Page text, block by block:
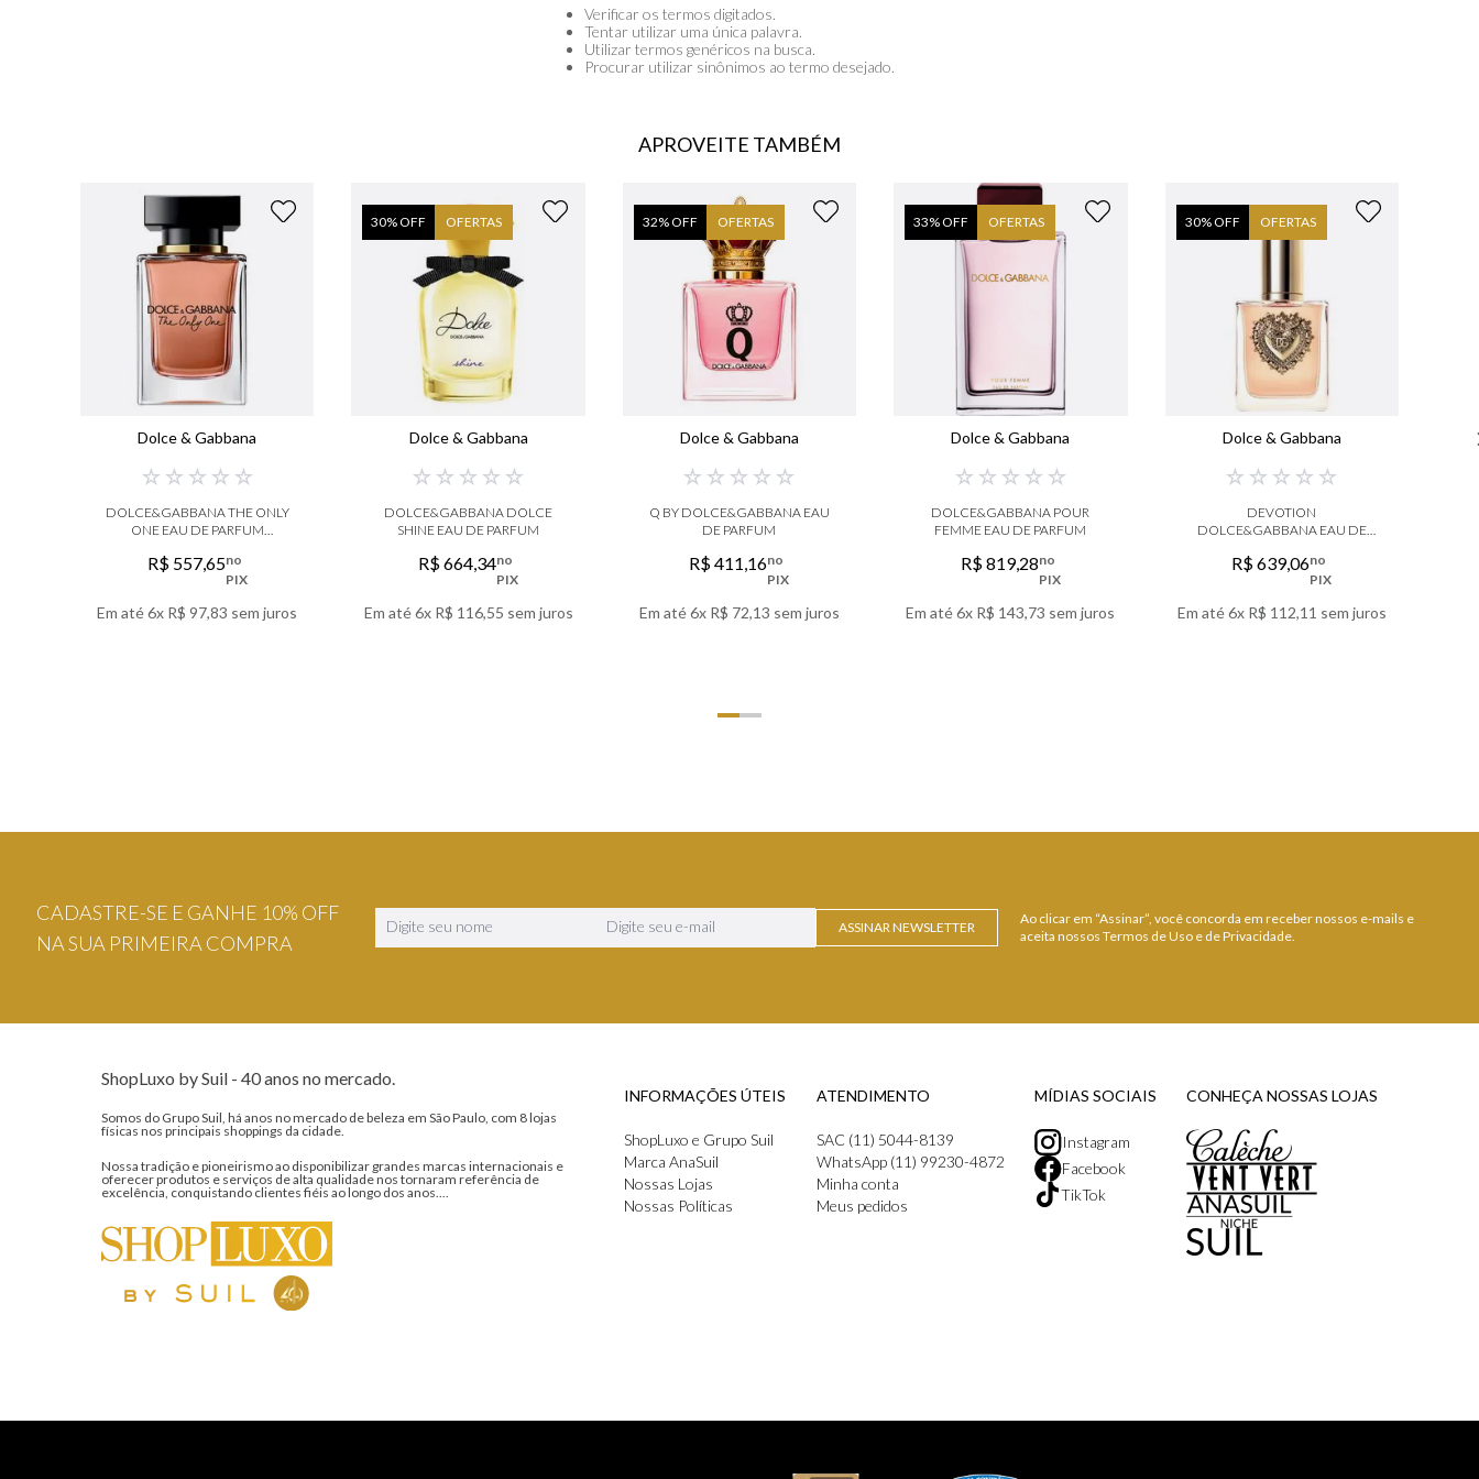
Verificar os termos digitados.
Tentar utilizar uma única palavra.
Utilizar termos genéricos na busca.
Procurar utilizar sinônimos ao termo desejado.
APROVEITE TAMBÉM
Dolce & Gabbana
☆ ☆ ☆ ☆ ☆
DOLCE&GABBANA THE ONLY
ONE EAU DE PARFUM
R$ 557,65no
PIX
Em até6x R$ 97,83 sem juros
30% OFF OFERTAS
Dolce & Gabbana
☆ ☆ ☆ ☆ ☆
DOLCE&GABBANA DOLCE
SHINE EAU DE PARFUM
R$664,34no
PIX
Em até6x R$ 116,55 sem juros
32% OFF OFERTAS
Dolce & Gabbana
☆ ☆ ☆ ☆ ☆
Q BY DOLCE&GABBANA EAU
DE PARFUM
R$411,16no
PIX
Em até6x R$ 72,13 sem juros
33% OFF OFERTAS
Dolce & Gabbana
☆ ☆ ☆ ☆ ☆
DOLCE&GABBANA POUR
FEMME EAU DE PARFUM
R$819,28no
PIX
Em até6x R$ 143,73 sem juros
30% OFF OFERTAS
Dolce & Gabbana
☆ ☆ ☆ ☆ ☆
DEVOTION
DOLCE&GABBANA EAU DE
R$639,06no
PIX
Em até6x R$ 112,11 sem juros
CADASTRE-SE E GANHE 10% OFF
NA SUA PRIMEIRA COMPRA
ASSINAR NEWSLETTER
Ao clicar em “Assinar”, você concorda em receber nossos e-mails e
aceita nossos Termos de Uso e de Privacidade.
ShopLuxo by Suil - 40 anos no mercado.
Somos do Grupo Suil, há anos no mercado de beleza em São Paulo, com 8 lojas
físicas nos principais shoppings da cidade.
Nossa tradição e pioneirismo ao disponibilizar grandes marcas internacionais e
oferecer produtos e serviços de alta qualidade nos tornaram referência de
excelência, conquistando clientes fiéis ao longo dos anos....
INFORMAÇÕES ÚTEIS
ShopLuxo e Grupo Suil
Marca AnaSuil
Nossas Lojas
Nossas Políticas
ATENDIMENTO
SAC (11) 5044-8139
WhatsApp (11) 99230-4872
Minha conta
Meus pedidos
MÍDIAS SOCIAIS
Instagram
Facebook
TikTok
CONHEÇA NOSSAS LOJAS